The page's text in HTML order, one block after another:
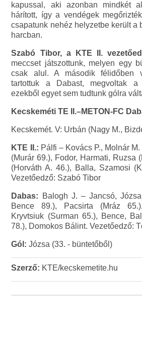
kapussal, aki azonban mindkét
hárított, így a vendégek
csapatunk nehéz helyzetbe került a
harcban.
Szabó Tibor, a KTE II.
meccset játszottunk, melyen egy
csak alul. A második félidőben
tartottuk a Dabast, megvoltak
ezekből egyet sem tudtunk gólra
Kecskeméti TE II.–METON-FC
Kecskemét. V: Urbán (Nagy M.,
KTE II.: Pálfi – Kovács P., Molnár
(Murár 69.), Fodor, Harmati, Ruzsa
(Horváth A. 46.), Balla, Szamosi
Vezetőedző: Szabó Tibor
Dabas: Balogh J. – Jancsó,
Bence 89.), Pacsirta (Mráz
Kryvtsiuk (Surman 65.), Bence,
78.), Domokos Bálint. Vezetőedző:
Gól: Józsa (33. - büntetőből)
Szerző: KTE/kecskemetite.hu